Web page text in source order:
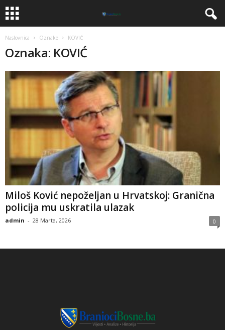
Naslovnica Oznake KOVIĆ
Oznaka: KOVIĆ
Miloš Ković nepoželjan u Hrvatskoj: Granična
policija mu uskratila ulazak
admin - 28 Marta, 2026 0